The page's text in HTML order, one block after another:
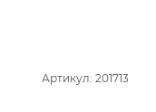
Артикул: 201713